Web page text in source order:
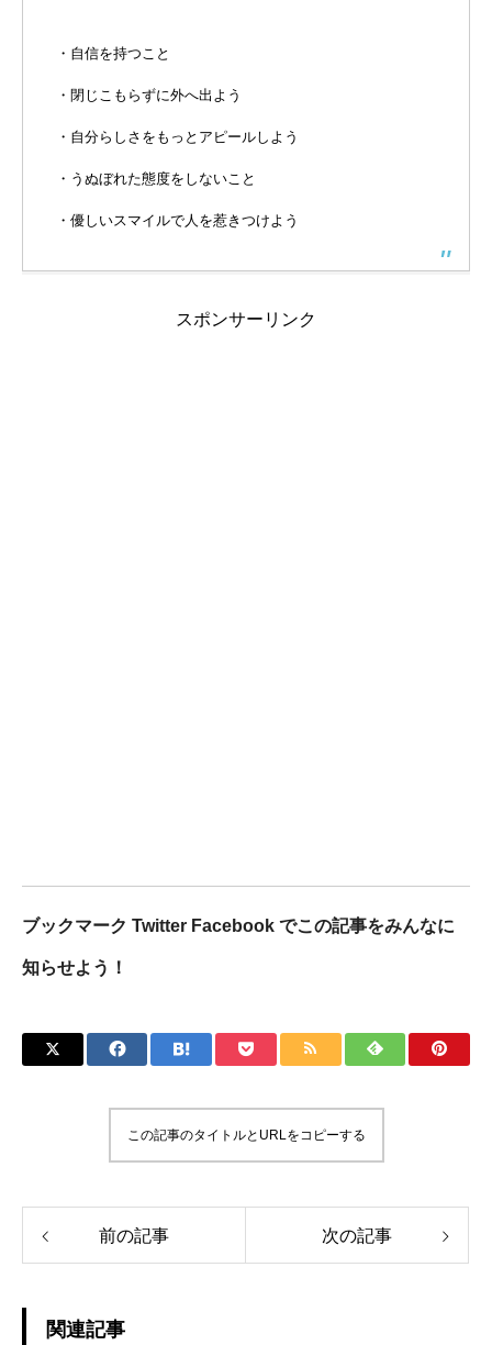
・自信を持つこと
・閉じこもらずに外へ出よう
・自分らしさをもっとアピールしよう
・うぬぼれた態度をしないこと
・優しいスマイルで人を惹きつけよう
スポンサーリンク
ブックマーク Twitter Facebook でこの記事をみんなに
知らせよう！
この記事のタイトルとURLをコピーする
前の記事 次の記事
関連記事